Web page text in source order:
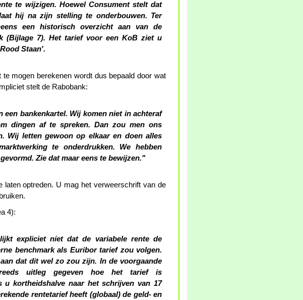
te wijzigen. Hoewel Consument stelt dat
hij na zijn stelling te onderbouwen. Ter
een historisch overzicht aan van de
(Bijlage 7). Het tarief voor een KoB ziet u
Staan'.
mogen berekenen wordt dus bepaald door wat
stelt de Rabobank:
een bankenkartel. Wij komen niet in achteraf
dingen af te spreken. Dan zou men ons
Wij letten gewoon op elkaar en doen alles
te onderdrukken. We hebben
Zie dat maar eens te bewijzen."
laten optreden. U mag het verweerschrift van de
4):
expliciet níet dat de variabele rente de
benchmark als Euribor tarief zou volgen.
dat dit wel zo zou zijn. In de voorgaande
uitleg gegeven hoe het tarief is
u kortheidshalve naar het schrijven van 17
rentetarief heeft (globaal) de geld- en